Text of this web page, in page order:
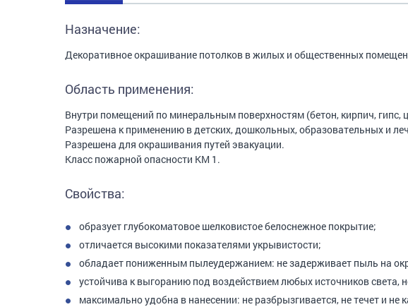
Назначение:
Декоративное окрашивание потолков в жилых и общественных
Область применения:
Внутри помещений по минеральным поверхностям (бетон, кирпич, гипс,
Разрешена к применению в детских, дошкольных, образовательных и
Разрешена для окрашивания путей эвакуации.
Класс пожарной опасности КМ 1.
Свойства:
образует глубокоматовое шелковистое белоснежное покрытие;
отличается высокими показателями укрывистости;
обладает пониженным пылеудержанием: не задерживает пыль на
устойчива к выгоранию под воздействием любых источников света,
максимально удобна в нанесении: не разбрызгивается, не течет и не